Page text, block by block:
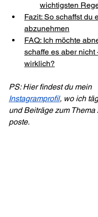
wichtigsten
Fazit: So schaffst du
abzunehmen
FAQ: Ich möchte
schaffe es aber nicht
wirklich?
PS: Hier findest du mein
Instagramprofil, wo ich
und Beiträge zum
poste.